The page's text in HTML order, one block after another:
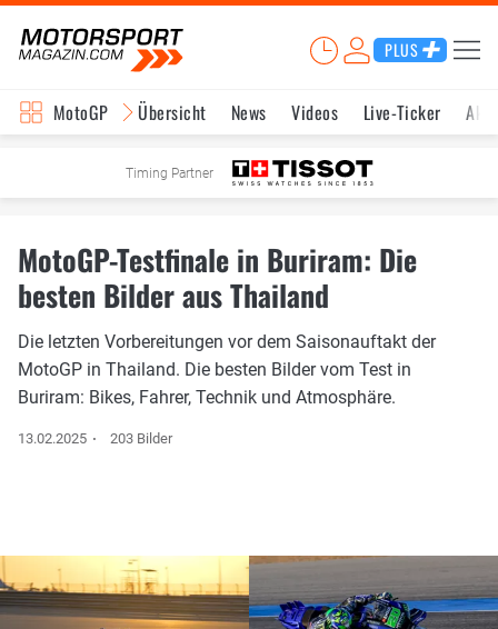
PLUS
MotoGP Übersicht News Videos Live-Ticker
Timing Partner
MotoGP-Testfinale in Buriram: Die
besten Bilder aus Thailand
Die letzten Vorbereitungen vor dem Saisonauftakt der
MotoGP in Thailand. Die besten Bilder vom Test in
Buriram: Bikes, Fahrer, Technik und Atmosphäre.
13.02.2025 203 Bilder